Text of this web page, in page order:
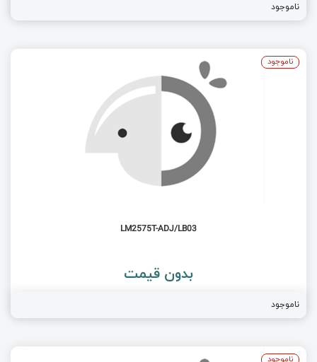
ناموجود
LM2575T-ADJ/LB03
بدون قیمت
ناموجود
ناموجود
ناموجود